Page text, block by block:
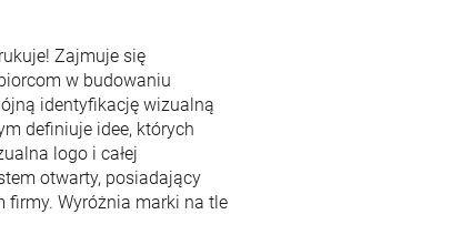
Zajmuje się
w budowaniu
identyfikację wizualną
definiuje idee, których
logo i całej
otwarty, posiadający
firmy. Wyróżnia marki na tle